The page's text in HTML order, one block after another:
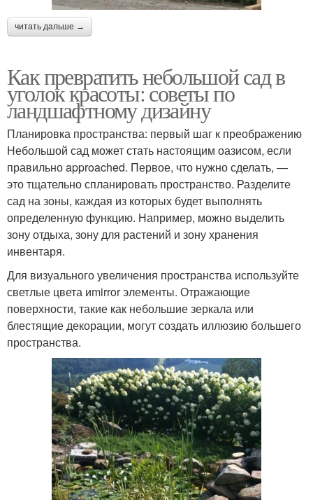
читать дальше →
Как превратить небольшой сад в
уголок красоты: советы по
ландшафтному дизайну
Планировка пространства: первый шаг к преображению
Небольшой сад может стать настоящим оазисом, если
правильно approached. Первое, что нужно сделать, —
это тщательно спланировать пространство. Разделите
сад на зоны, каждая из которых будет выполнять
определенную функцию. Например, можно выделить
зону отдыха, зону для растений и зону хранения
инвентаря.
Для визуального увеличения пространства используйте
светлые цвета иmirror элементы. Отражающие
поверхности, такие как небольшие зеркала или
блестящие декорации, могут создать иллюзию большего
пространства.